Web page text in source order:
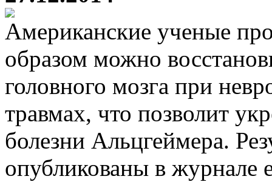
Американские ученые
образом можно
головного мозга при
травмах, что позволит
болезни Альцгеймера.
опубликованы в журнале